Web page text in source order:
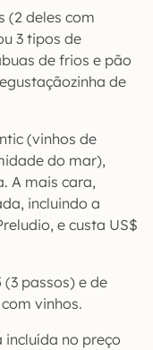
(2 deles com
3 tipos de
de frios e pão
de
(vinhos de
do mar),
A mais cara,
incluindo a
e custa US$
(3 passos) e de
vinhos.
incluída no preço